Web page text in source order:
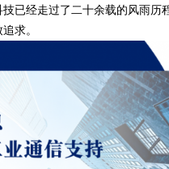
已经走过了二十余载的风雨
求。